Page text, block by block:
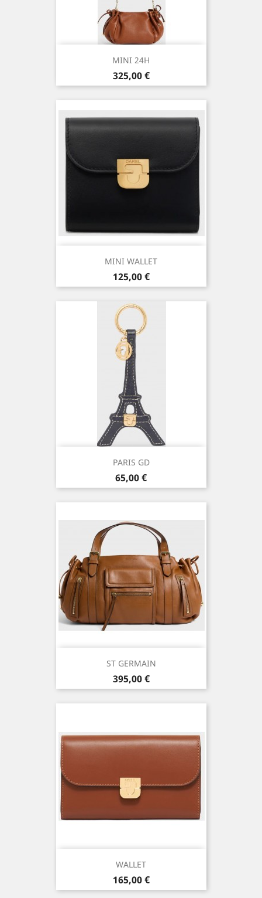
MINI 24H
Prix
325,00 €
MINI WALLET
Prix
125,00 €
PARIS GD
Prix
65,00 €
ST GERMAIN
Prix
395,00 €
WALLET
Prix
165,00 €